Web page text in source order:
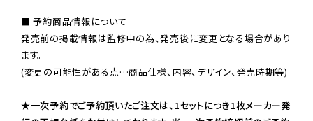
■ 予約商品情報について
発売前の掲載情報は監修中の為、発売後に変更となる場合があり
ます。
(変更の可能性がある点…商品仕様、内容、デザイン、発売時期等)
★一次予約でご予約頂いたご注文は、1セットにつき1枚メーカー発